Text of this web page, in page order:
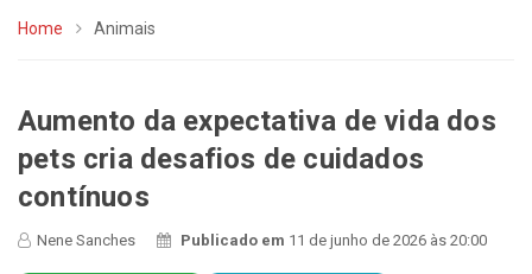
Home Animais
Aumento da expectativa de vida dos
pets cria desafios de cuidados
contínuos
Nene Sanches Publicado em 11 de junho de 2026 às 20:00